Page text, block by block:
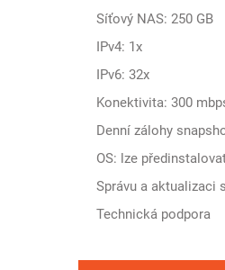
Síťový NAS: 250 GB
IPv4: 1x
IPv6: 32x
Konektivita: 300
Denní zálohy
OS: lze
Správu a aktualizaci
Technická podpora